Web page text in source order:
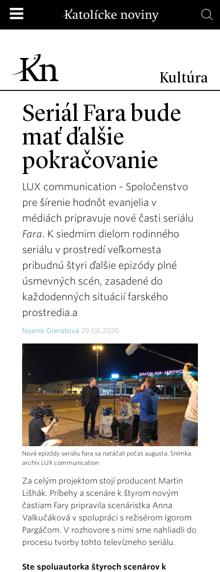
Kultúra
Seriál Fara bude
mať ďalšie
pokračovanie
LUX communication - Spoločenstvo
pre šírenie hodnôt evanjelia v
médiách pripravuje nové časti seriálu
Fara. K siedmim dielom rodinného
seriálu v prostredí veľkomesta
pribudnú štyri ďalšie epizódy plné
úsmevných scén, zasadené do
každodenných situácií farského
prostredia.a
Noemi Gieratová 29.08.2020
Nové epizódy seriálu Fara sa natáčali počas augusta. Snímka:
archív LUX communication
Za celým projektom stojí producent Martin
Lišhák. Príbehy a scenáre k štyrom novým
častiam Fary pripravila scenáristka Anna
Valkučáková v spolupráci s režisérom Igorom
Pargáčom. V rozhovore s nimi sme nahliadli do
procesu tvorby tohto televízneho seriálu.
Ste spoluautorka štyroch scenárov k